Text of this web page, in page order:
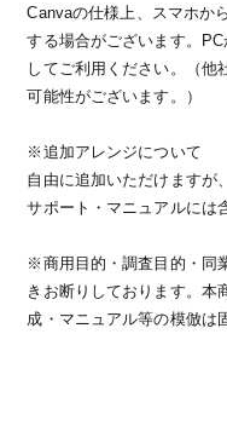
Canvaの仕様上、スマホか
する場合がございます。
してご利用ください。（他
可能性がございます。）
※追加アレンジについて
自由に追加いただけますが
サポート・マニュアルには
※商用目的・調査目的・同
きお断りしております。本
成・マニュアル等の模倣は